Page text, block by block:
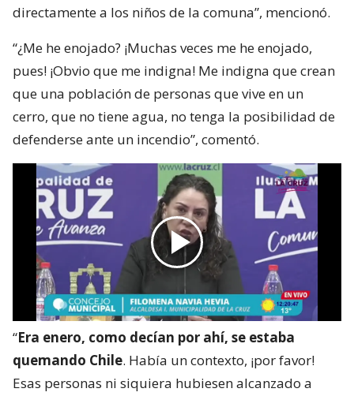
directamente a los niños de la comuna”, mencionó.
“¿Me he enojado? ¡Muchas veces me he enojado,
pues! ¡Obvio que me indigna! Me indigna que crean
que una población de personas que vive en un
cerro, que no tiene agua, no tenga la posibilidad de
defenderse ante un incendio”, comentó.
“Era enero, como decían por ahí, se estaba
quemando Chile. Había un contexto, ¡por favor!
Esas personas ni siquiera hubiesen alcanzado a